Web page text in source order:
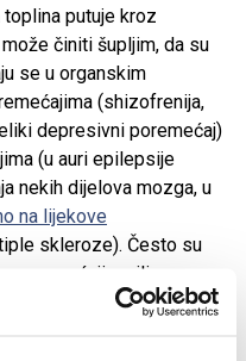
toplina putuje kroz
činiti šupljim, da su
se u organskim
(shizofrenija,
depresivni poremećaj)
(u auri epilepsije
nekih dijelova mozga, u
na lijekove
skleroze). Često su
poremećajima ili
kod shizofrenije.